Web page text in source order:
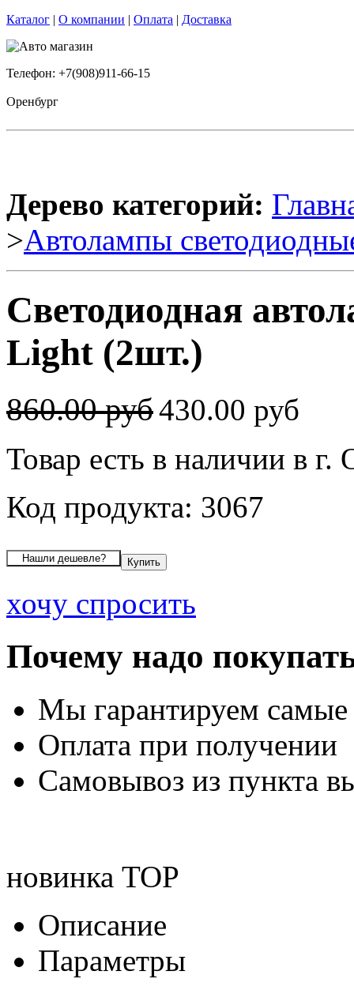
Каталог | О компании | Оплата | Доставка
Телефон: +7(908)911-66-15
Оренбург
Дерево категорий:
>Автолампы
Светодиодная
Light (2шт.)
860.00 руб430.00 руб
Товар есть в наличии в г.
Код продукта: 3067
хочу спросить
Почему надо
Мы гарантируем
Оплата при получении
Самовывоз из пункта
новинка TOP
Описание
Параметры